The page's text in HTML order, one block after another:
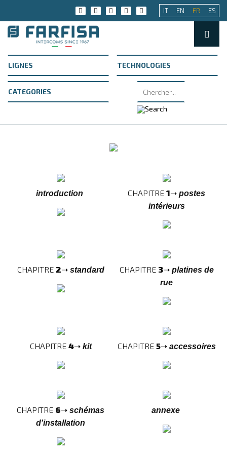
IT EN FR ES
introduction CHAPITRE 1➝ postes
intérieurs
CHAPITRE 2➝ standard CHAPITRE 3➝ platines de
rue
CHAPITRE 4➝ kit CHAPITRE 5➝ accessoires
CHAPITRE 6➝ schémas
d'installation
annexe